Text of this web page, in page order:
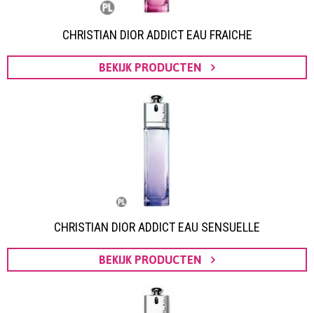
CHRISTIAN DIOR ADDICT EAU FRAICHE
BEKIJK PRODUCTEN
CHRISTIAN DIOR ADDICT EAU SENSUELLE
BEKIJK PRODUCTEN